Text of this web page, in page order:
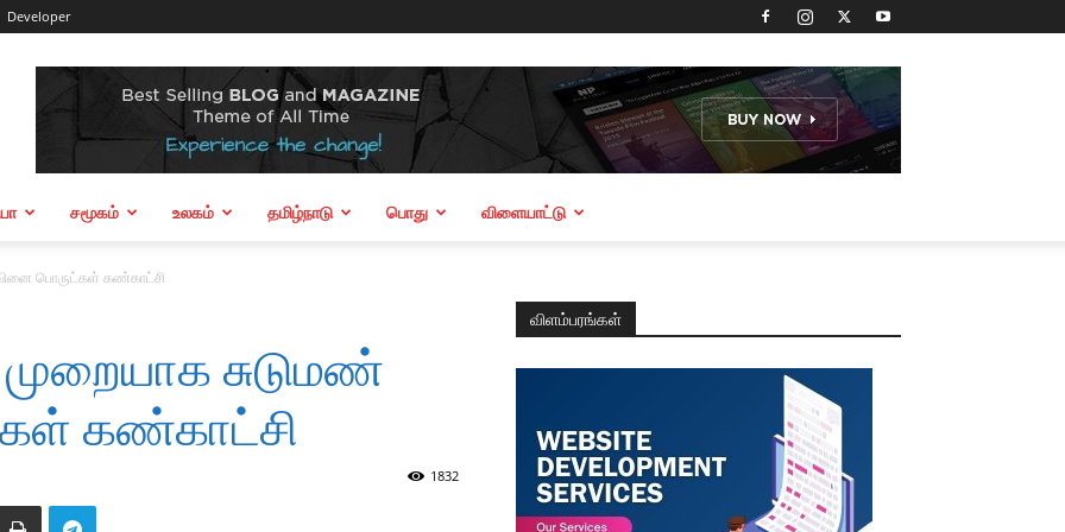
Developer
சமூகம் உலகம் தமிழ்நாடு பொது விளையாட்டு
பொருட்கள் கண்காட்சி
சுடுமண்
கண்காட்சி
1832
விளம்பரங்கள்